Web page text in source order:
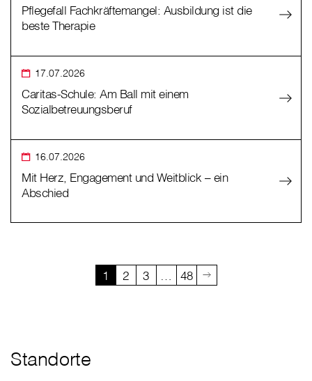
Pflegefall Fachkräftemangel: Ausbildung ist die
beste Therapie
17.07.2026
Caritas-Schule: Am Ball mit einem
Sozialbetreuungsberuf
16.07.2026
Mit Herz, Engagement und Weitblick – ein
Abschied
1 2 3 48
Standorte